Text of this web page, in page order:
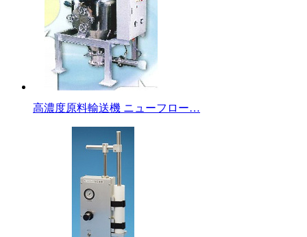
高濃度原料輸送機 ニューフロー…